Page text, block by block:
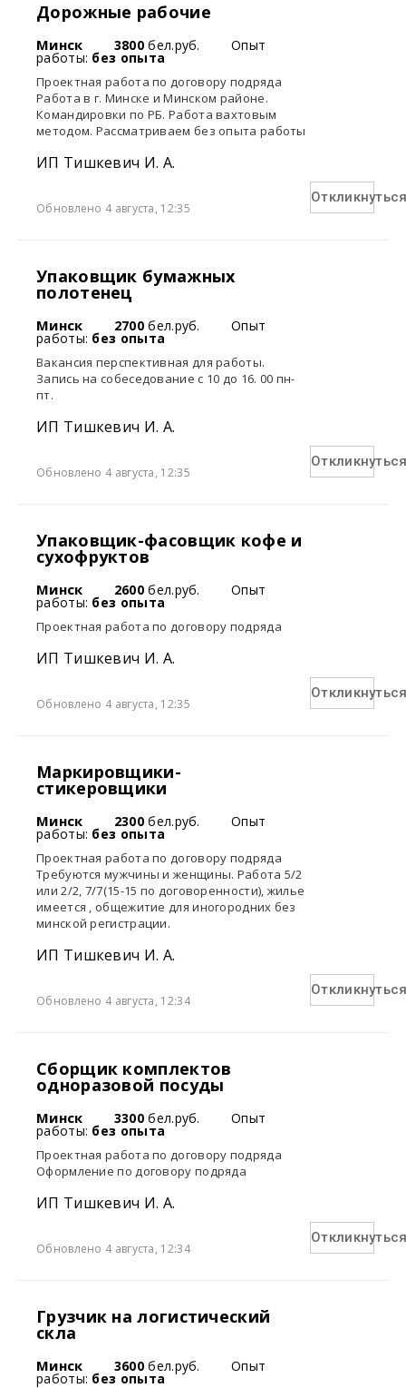
Дорожные рабочие
Минск 3800 бел.руб. Опыт
работы: без опыта
Проектная работа по договору подряда
Работа в г. Минске и Минском районе.
Командировки по РБ. Работа вахтовым
методом. Рассматриваем без опыта работы
ИП Тишкевич И. А.
Обновлено 4 августа, 12:35
Упаковщик бумажных
полотенец
Минск 2700 бел.руб. Опыт
работы: без опыта
Вакансия перспективная для работы.
Запись на собеседование с 10 до 16. 00 пн-
пт.
ИП Тишкевич И. А.
Обновлено 4 августа, 12:35
Упаковщик-фасовщик кофе и
сухофруктов
Минск 2600 бел.руб. Опыт
работы: без опыта
Проектная работа по договору подряда
ИП Тишкевич И. А.
Обновлено 4 августа, 12:35
Маркировщики-
стикеровщики
Минск 2300 бел.руб. Опыт
работы: без опыта
Проектная работа по договору подряда
Требуются мужчины и женщины. Работа 5/2
или 2/2, 7/7(15-15 по договоренности), жилье
имеется , общежитие для иногородних без
минской регистрации.
ИП Тишкевич И. А.
Обновлено 4 августа, 12:34
Сборщик комплектов
одноразовой посуды
Минск 3300 бел.руб. Опыт
работы: без опыта
Проектная работа по договору подряда
Оформление по договору подряда
ИП Тишкевич И. А.
Обновлено 4 августа, 12:34
Грузчик на логистический
скла
Минск 3600 бел.руб. Опыт
работы: без опыта